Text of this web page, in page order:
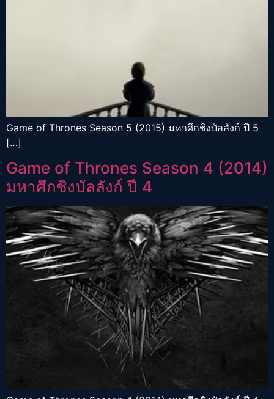
Game of Thrones Season 5 (2015) มหาศึกชิงบัลลังก์ ปี 5
[…]
Game of Thrones Season 4 (2014)
มหาศึกชิงบัลลังก์ ปี 4